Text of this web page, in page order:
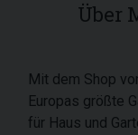
Über
Mit dem Shop
Europas größte
für Haus und